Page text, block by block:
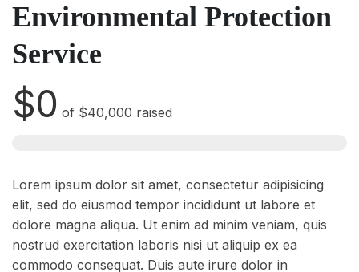
Environmental Protection
Service
$0 of $40,000 raised
Lorem ipsum dolor sit amet, consectetur adipisicing
elit, sed do eiusmod tempor incididunt ut labore et
dolore magna aliqua. Ut enim ad minim veniam, quis
nostrud exercitation laboris nisi ut aliquip ex ea
commodo consequat. Duis aute irure dolor in